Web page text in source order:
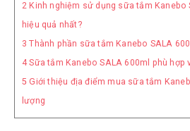
2 Kinh nghiệm sử dụng sữa tắm Kanebo
hiệu quả nhất?
3 Thành phần sữa tắm Kanebo SALA
4Sữa tắm Kanebo SALA 600ml phù hợp
5 Giới thiệu địa điểm mua sữa tắm
lượng